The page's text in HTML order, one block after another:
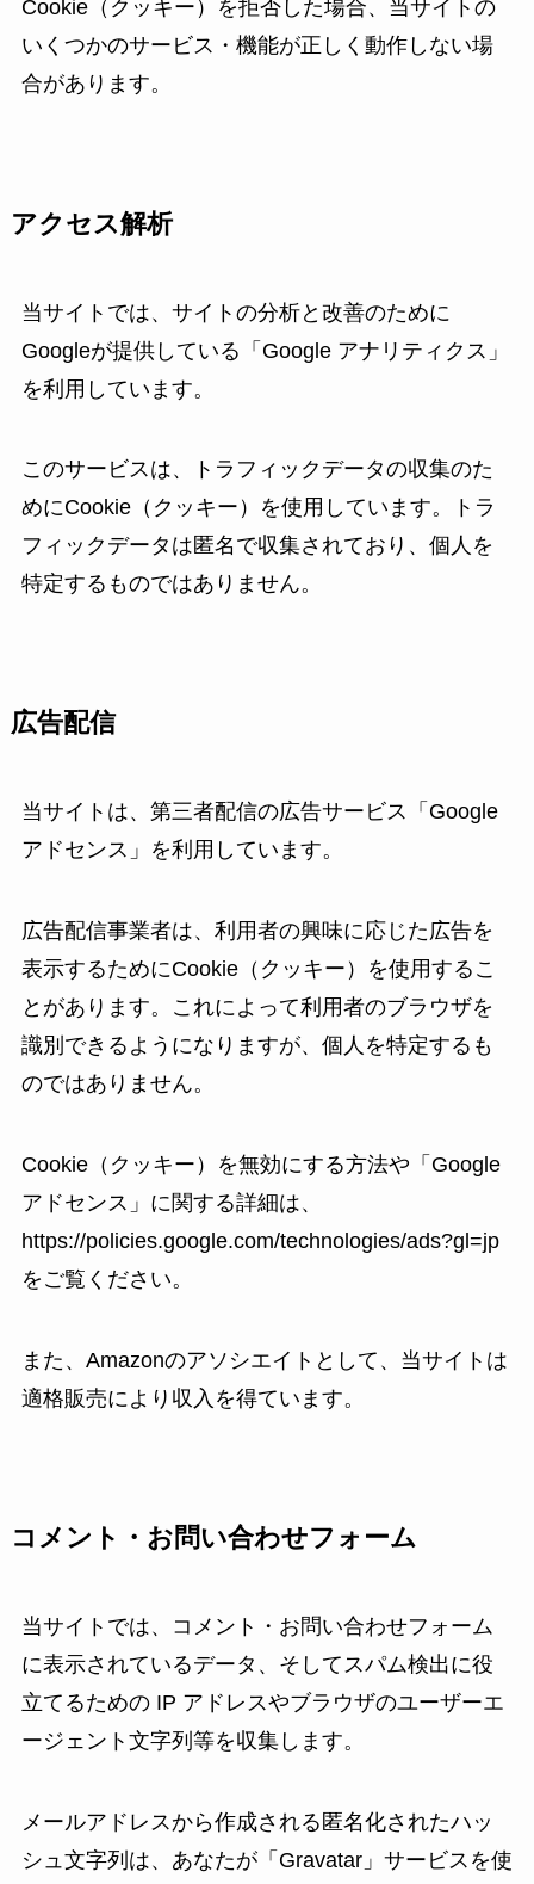
Cookie（クッキー）を拒否した場合、当サイトの
いくつかのサービス・機能が正しく動作しない場
合があります。
アクセス解析
当サイトでは、サイトの分析と改善のために
Googleが提供している「Google アナリティクス」
を利用しています。
このサービスは、トラフィックデータの収集のた
めにCookie（クッキー）を使用しています。トラ
フィックデータは匿名で収集されており、個人を
特定するものではありません。
広告配信
当サイトは、第三者配信の広告サービス「Google
アドセンス」を利用しています。
広告配信事業者は、利用者の興味に応じた広告を
表示するためにCookie（クッキー）を使用するこ
とがあります。これによって利用者のブラウザを
識別できるようになりますが、個人を特定するも
のではありません。
Cookie（クッキー）を無効にする方法や「Google
アドセンス」に関する詳細は、
https://policies.google.com/technologies/ads?gl=jp
をご覧ください。
また、Amazonのアソシエイトとして、当サイトは
適格販売により収入を得ています。
コメント・お問い合わせフォーム
当サイトでは、コメント・お問い合わせフォーム
に表示されているデータ、そしてスパム検出に役
立てるための IP アドレスやブラウザのユーザーエ
ージェント文字列等を収集します。
メールアドレスから作成される匿名化されたハッ
シュ文字列は、あなたが「Gravatar」サービスを使